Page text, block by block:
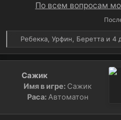
По всем вопросам
Р
е
ц
Ребекка, Урфин, Беретта и 4
Сажик
Имя в игре: Сажик
Раса:Автоматон